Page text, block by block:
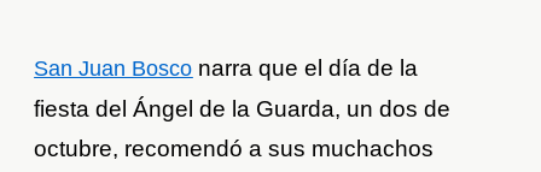
San Juan Bosco narra que el día de la
fiesta del Ángel de la Guarda, un dos de
octubre, recomendó a sus muchachos